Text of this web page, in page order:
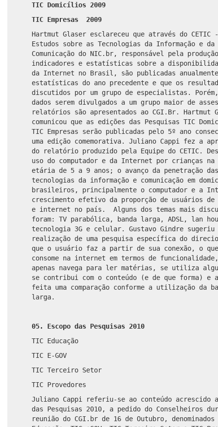
TIC Domicílios 2009
TIC Empresas 2009
Hartmut Glaser esclareceu que através do CETIC
Estudos sobre as Tecnologias da Informação e da
Comunicação do NIC.br, responsável pela
indicadores e estatísticas sobre a
da Internet no Brasil, são publicadas
estatísticas do ano precedente e que os
discutidos por um grupo de especialistas.
dados serem divulgados a um grupo maior de
relatórios são apresentados ao CGI.Br. Hartmut
comunicou que as edições das Pesquisas TIC
TIC Empresas serão publicadas pelo 5º ano
uma edição comemorativa. Juliano Cappi fez a
do relatório produzido pela Equipe do CETIC.
uso do computador e da Internet por crianças
etária de 5 a 9 anos; o avanço da penetração das
tecnologias da informação e comunicação em
brasileiros, principalmente o computador e a
crescimento efetivo da proporção de usuários de
e internet no país. Alguns dos temas mais
foram: TV parabólica, banda larga, ADSL, lan
tecnologia 3G e celular. Gustavo Gindre sugeriu
realização de uma pesquisa específica do
que o usuário faz a partir de sua conexão, o
consome na internet em termos de
apenas navega para ler matérias, se utiliza
se contribui com o conteúdo (e de que forma) e
feita uma comparação conforme a utilização da
larga.
05. Escopo das Pesquisas 2010
TIC Educação
TIC E-GOV
TIC Terceiro Setor
TIC Provedores
Juliano Cappi
referiu-se ao conteúdo acrescido
das Pesquisas 2010, a pedido do Conselheiros
reunião do CGI.br de 16 de Outubro,